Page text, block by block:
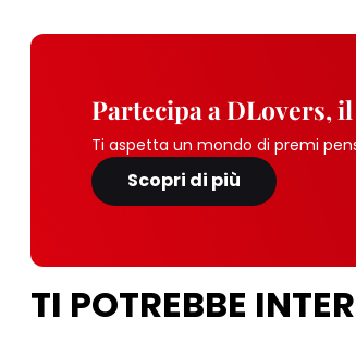
Partecipa a DLovers,
Ti aspetta un mondo di premi
Scopri di più
TI POTREBBE